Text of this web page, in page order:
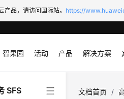
产品，请访问国际站。 https://
智果园 活动 产品 解决方案
SFS
文档首页 /